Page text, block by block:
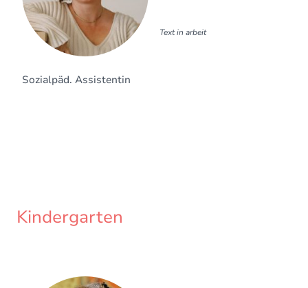
Sozialpäd. Assistentin
Text in arbeit
Kindergarten